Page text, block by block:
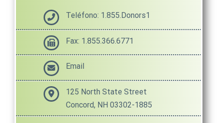
Teléfono: 1.855.Donors1
Fax: 1.855.366.6771
Email
125 North State Street
Concord, NH 03302-1885